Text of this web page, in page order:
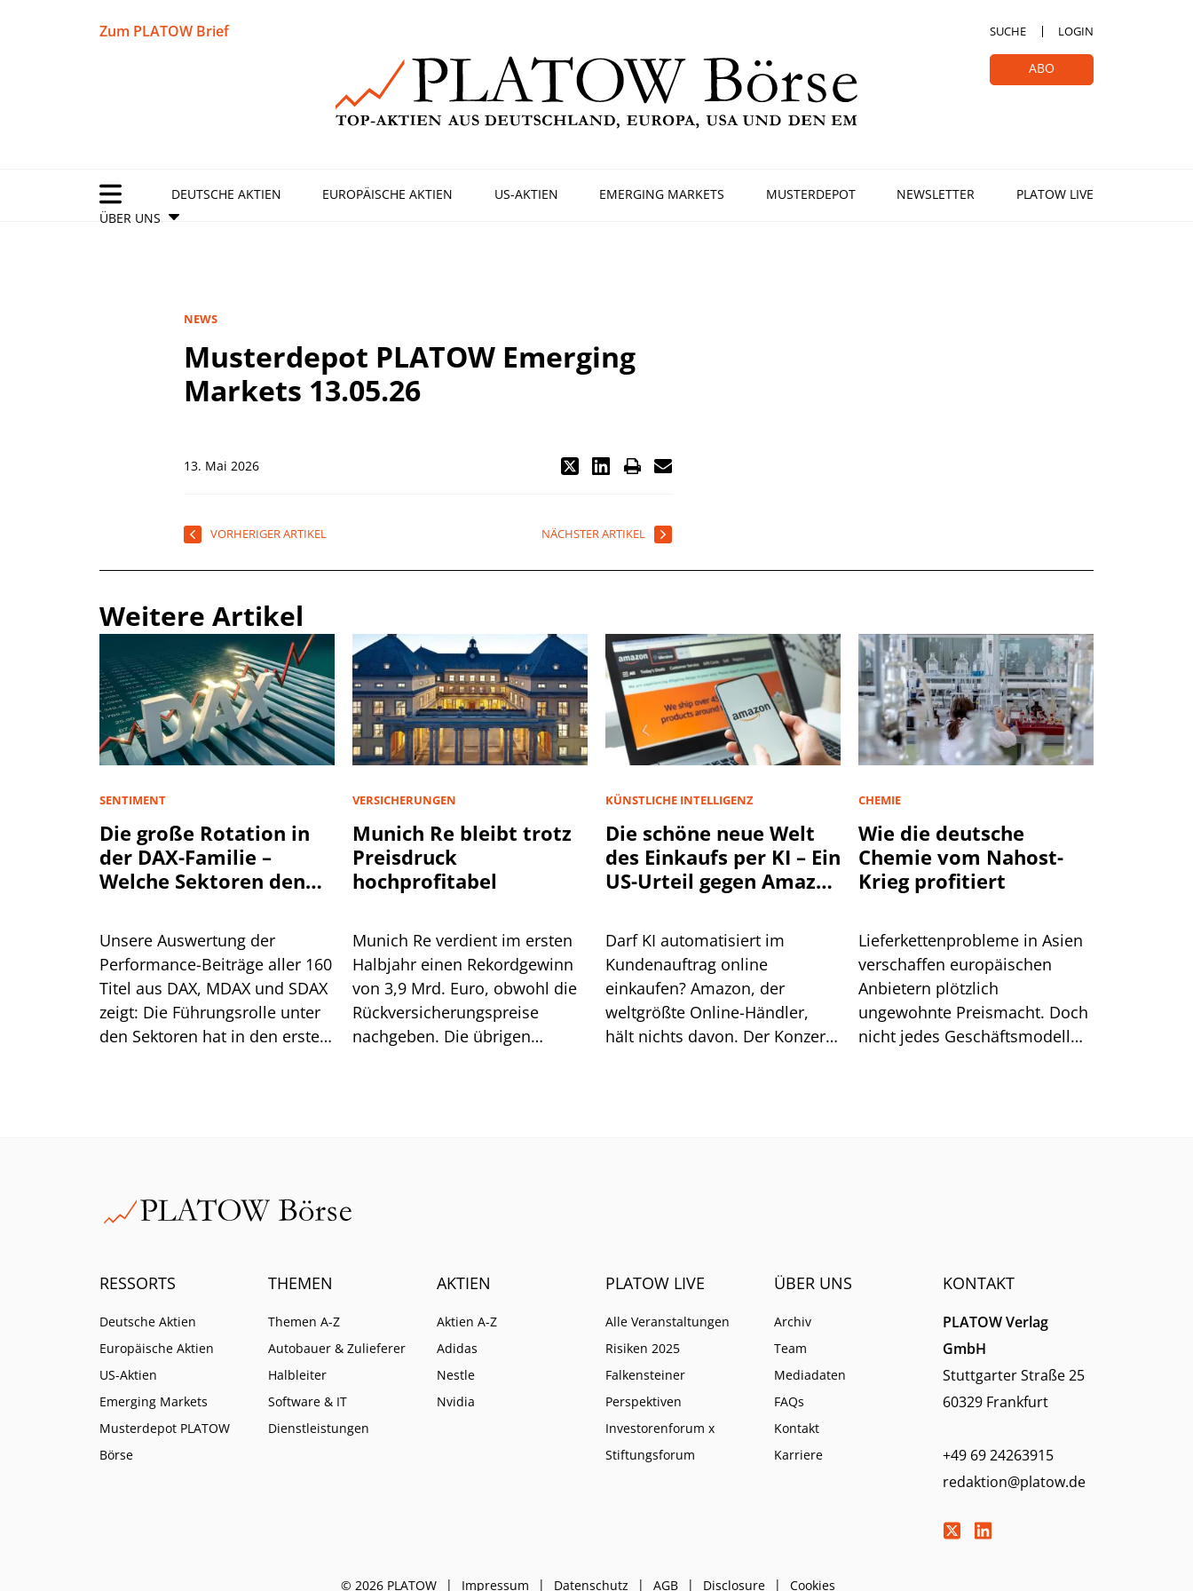
Zum PLATOW Brief SUCHE LOGIN
ABO
DEUTSCHE AKTIEN EUROPÄISCHE AKTIEN US-AKTIEN EMERGING MARKETS MUSTERDEPOT NEWSLETTER
PLATOW LIVE
ÜBER UNS
NEWS
Musterdepot PLATOW Emerging
Markets 13.05.26
13. Mai 2026
VORHERIGER ARTIKEL NÄCHSTER ARTIKEL
Weitere Artikel
SENTIMENT
Die große Rotation in
der DAX-Familie –
Welche Sektoren den
Unsere Auswertung der
Performance-Beiträge aller 160
Titel aus DAX, MDAX und SDAX
zeigt: Die Führungsrolle unter
den Sektoren hat in den ersten
VERSICHERUNGEN
Munich Re bleibt trotz
Preisdruck
hochprofitabel
Munich Re verdient im ersten
Halbjahr einen Rekordgewinn
von 3,9 Mrd. Euro, obwohl die
Rückversicherungspreise
nachgeben. Die übrigen
KÜNSTLICHE INTELLIGENZ
Die schöne neue Welt
des Einkaufs per KI – Ein
US-Urteil gegen Amazon
schwerwiegende Folgen
haben
Darf KI automatisiert im
Kundenauftrag online
einkaufen? Amazon, der
weltgrößte Online-Händler,
hält nichts davon. Der Konzern
CHEMIE
Wie die deutsche
Chemie vom Nahost-
Krieg profitiert
Lieferkettenprobleme in Asien
verschaffen europäischen
Anbietern plötzlich
ungewohnte Preismacht. Doch
nicht jedes Geschäftsmodell
RESSORTS
Deutsche Aktien
Europäische Aktien
US-Aktien
Emerging Markets
Musterdepot PLATOW
Börse
THEMEN
Themen A-Z
Autobauer & Zulieferer
Halbleiter
Software & IT
Dienstleistungen
AKTIEN
Aktien A-Z
Adidas
Nestle
Nvidia
PLATOW LIVE
Alle Veranstaltungen
Risiken 2025
Falkensteiner
Perspektiven
Investorenforum x
Stiftungsforum
ÜBER UNS
Archiv
Team
Mediadaten
FAQs
Kontakt
Karriere
KONTAKT
PLATOW Verlag
GmbH
Stuttgarter Straße 25
60329 Frankfurt
+49 69 24263915
redaktion@platow.de
© 2026 PLATOW Impressum Datenschutz AGB Disclosure Cookies